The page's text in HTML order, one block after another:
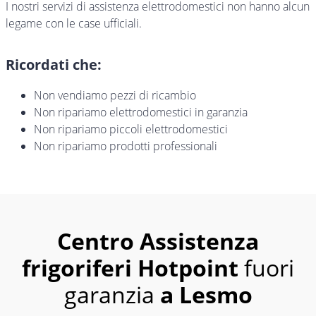
I nostri servizi di assistenza elettrodomestici non hanno alcun
legame con le case ufficiali.
Ricordati che:
Non vendiamo pezzi di ricambio
Non ripariamo elettrodomestici in garanzia
Non ripariamo piccoli elettrodomestici
Non ripariamo prodotti professionali
Centro Assistenza
frigoriferi Hotpoint fuori
garanzia a Lesmo